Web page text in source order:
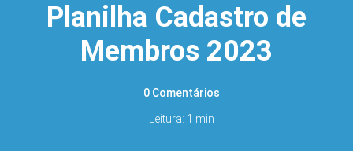
Planilha Cadastro de
Membros 2023
0 Comentários
Leitura: 1 min